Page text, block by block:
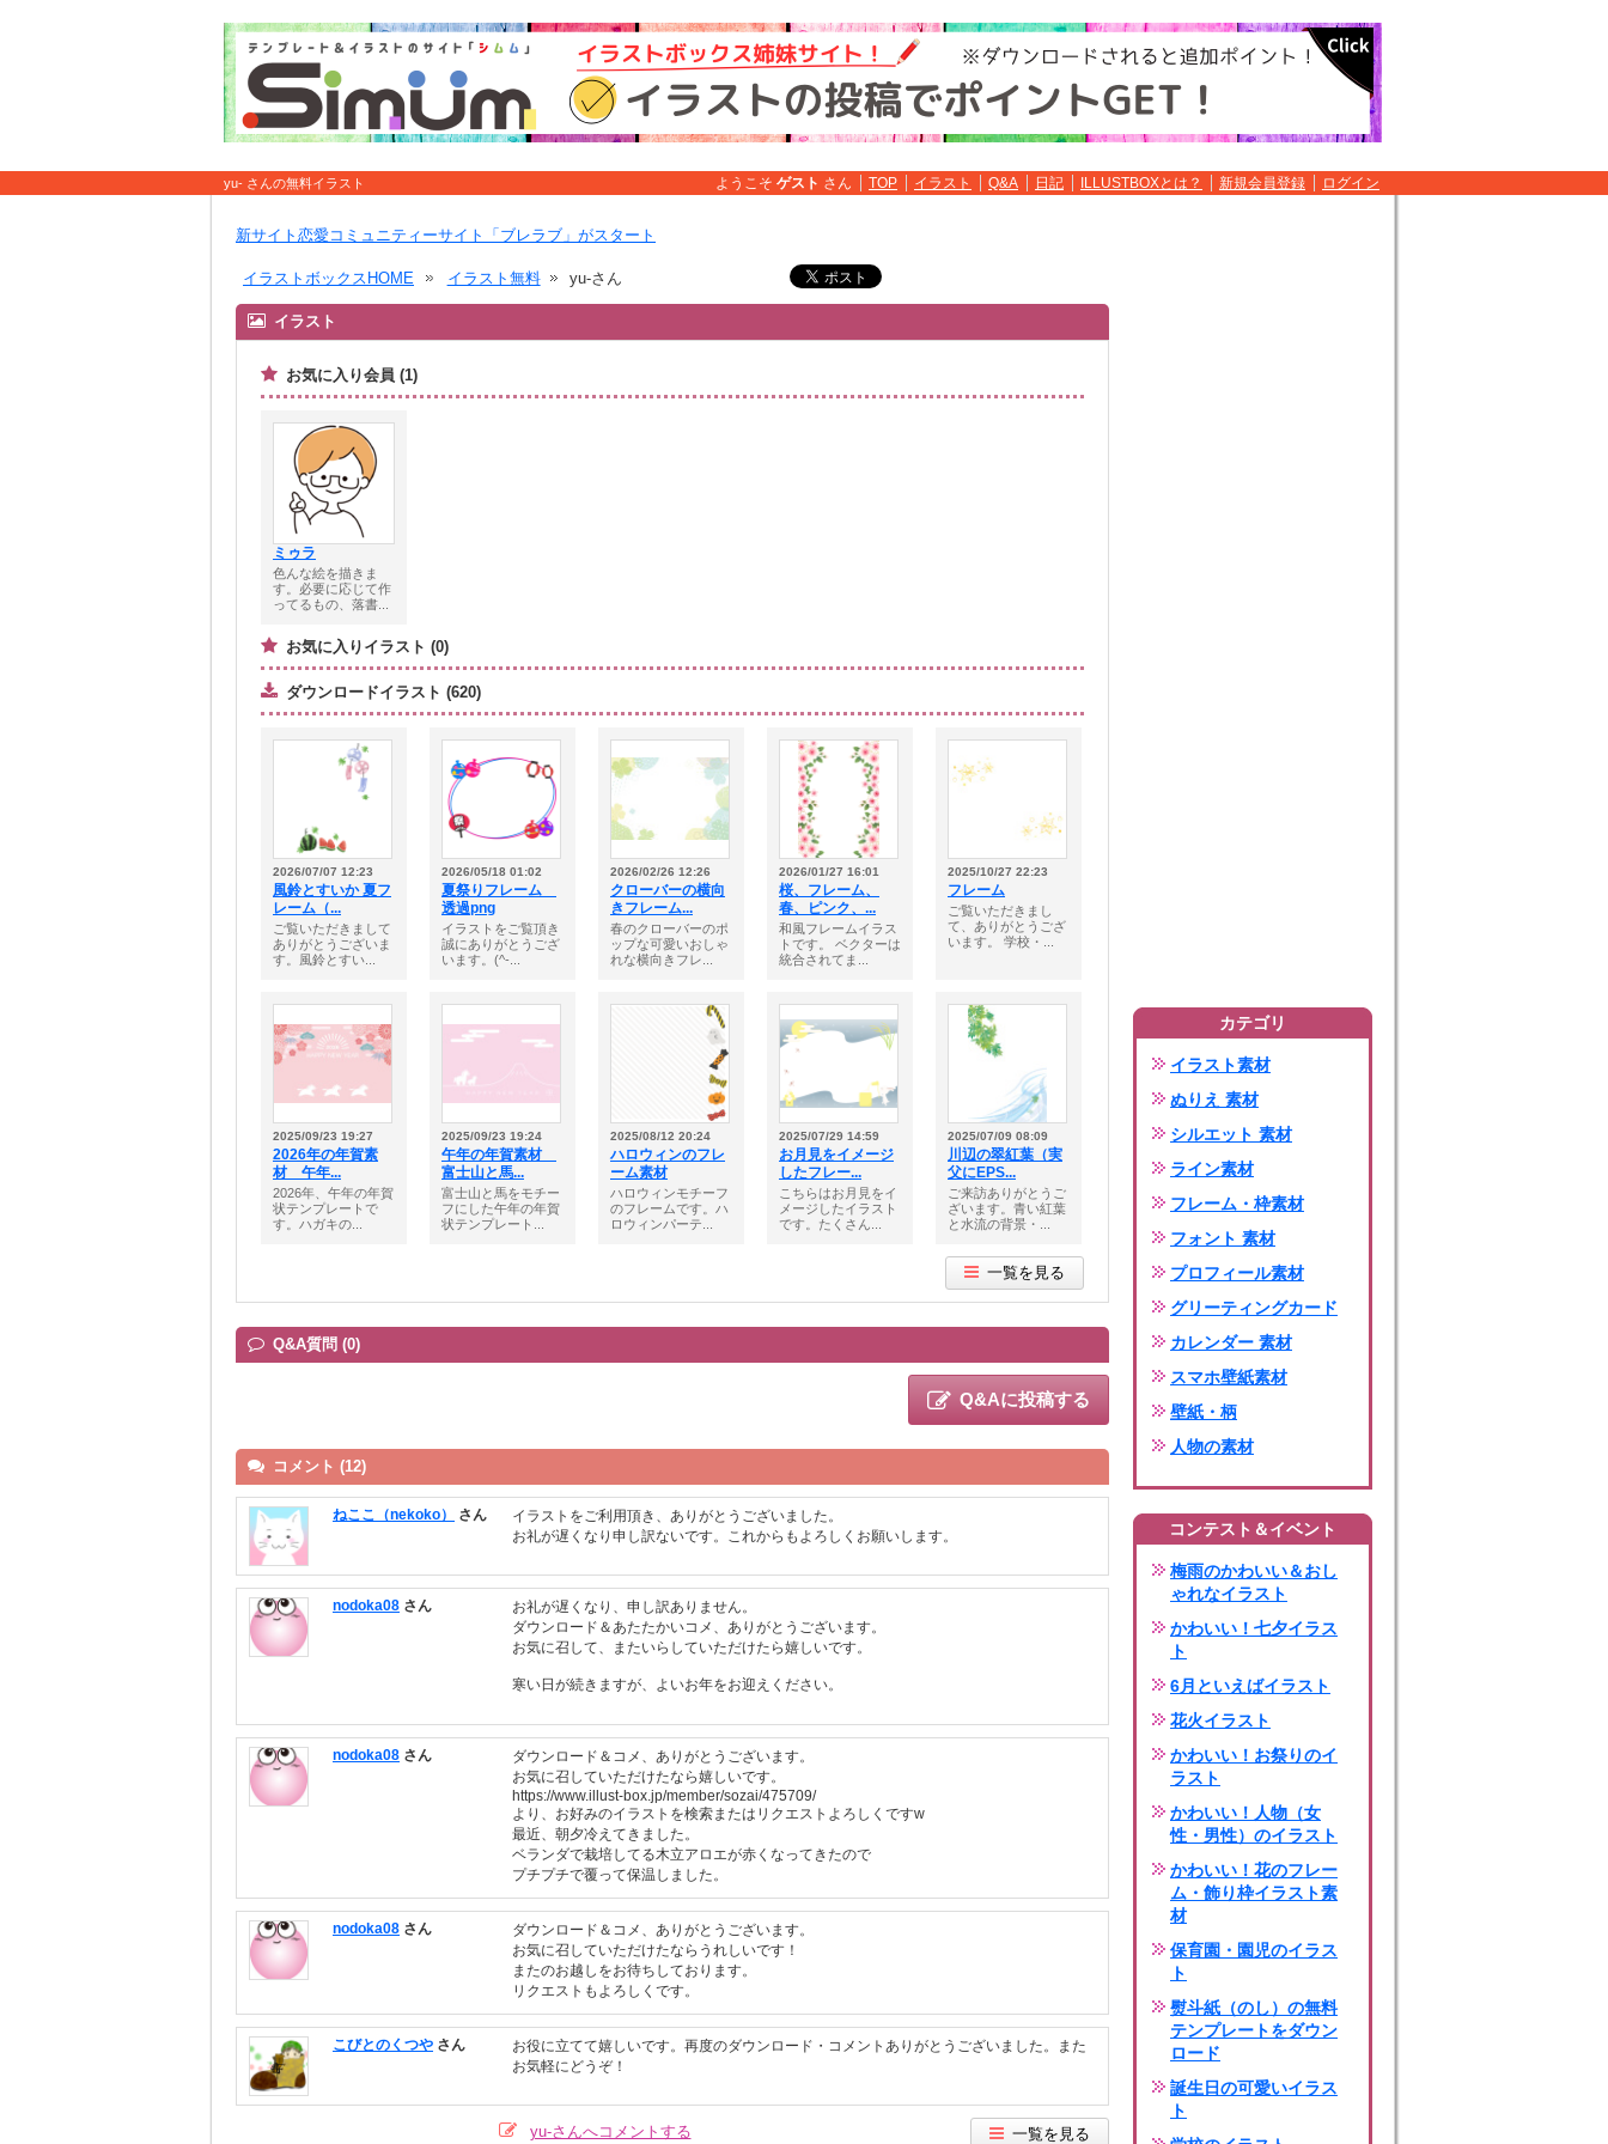
yu- さんの無料イラスト ようこそ ゲスト さん TOP イラスト Q&A 日記 ILLUSTBOXとは？ 新規会員登録 ログイン
新サイト恋愛コミュニティーサイト「ブレラブ」がスタート
イラストボックスHOME イラスト無料 yu-さん
イラスト
お気に入り会員 (1)
ミゥラ
色んな絵を描きま
す。必要に応じて作
ってるもの、落書...
お気に入りイラスト (0)
ダウンロードイラスト (620)
2026/07/07 12:23
風鈴とすいか 夏フ
レーム（...
ご覧いただきまして
ありがとうございま
す。風鈴とすい...
2026/05/18 01:02
夏祭りフレーム
透過png
イラストをご覧頂き
誠にありがとうござ
います。(^-...
2026/02/26 12:26
クローバーの横向
きフレーム...
春のクローバーのポ
ップな可愛いおしゃ
れな横向きフレ...
2026/01/27 16:01
桜、フレーム、
春、ピンク、...
和風フレームイラス
トです。 ベクターは
統合されてま...
2025/10/27 22:23
フレーム
ご覧いただきまし
て、ありがとうござ
います。 学校・...
2025/09/23 19:27
2026年の年賀素
材 午年...
2026年、午年の年賀
状テンプレートで
す。ハガキの...
2025/09/23 19:24
午年の年賀素材
富士山と馬...
富士山と馬をモチー
フにした午年の年賀
状テンプレート...
2025/08/12 20:24
ハロウィンのフレ
ーム素材
ハロウィンモチーフ
のフレームです。ハ
ロウィンパーテ...
2025/07/29 14:59
お月見をイメージ
したフレー...
こちらはお月見をイ
メージしたイラスト
です。たくさん...
2025/07/09 08:09
川辺の翠紅葉（実
父にEPS...
ご来訪ありがとうご
ざいます。青い紅葉
と水流の背景・...
一覧を見る
Q&A質問 (0)
Q&Aに投稿する
コメント (12)
ねここ（nekoko） さん
イラストをご利用頂き、ありがとうございました。
お礼が遅くなり申し訳ないです。これからもよろしくお願いします。
nodoka08 さん
お礼が遅くなり、申し訳ありません。
ダウンロード＆あたたかいコメ、ありがとうございます。
お気に召して、またいらしていただけたら嬉しいです。
寒い日が続きますが、よいお年をお迎えください。
nodoka08 さん
ダウンロード＆コメ、ありがとうございます。
お気に召していただけたなら嬉しいです。
https://www.illust-box.jp/member/sozai/475709/
より、お好みのイラストを検索またはリクエストよろしくですw
最近、朝夕冷えてきました。
ベランダで栽培してる木立アロエが赤くなってきたので
プチプチで覆って保温しました。
nodoka08 さん
ダウンロード＆コメ、ありがとうございます。
お気に召していただけたならうれしいです！
またのお越しをお待ちしております。
リクエストもよろしくです。
こびとのくつや さん
お役に立てて嬉しいです。再度のダウンロード・コメントありがとうございました。また
お気軽にどうぞ！
yu-さんへコメントする 一覧を見る
カテゴリ
イラスト素材
ぬりえ 素材
シルエット 素材
ライン素材
フレーム・枠素材
フォント 素材
プロフィール素材
グリーティングカード
カレンダー 素材
スマホ壁紙素材
壁紙・柄
人物の素材
コンテスト＆イベント
梅雨のかわいい＆おし
ゃれなイラスト
かわいい！七夕イラス
ト
6月といえばイラスト
花火イラスト
かわいい！お祭りのイ
ラスト
かわいい！人物（女
性・男性）のイラスト
かわいい！花のフレー
ム・飾り枠イラスト素
材
保育園・園児のイラス
ト
熨斗紙（のし）の無料
テンプレートをダウン
ロード
誕生日の可愛いイラス
ト